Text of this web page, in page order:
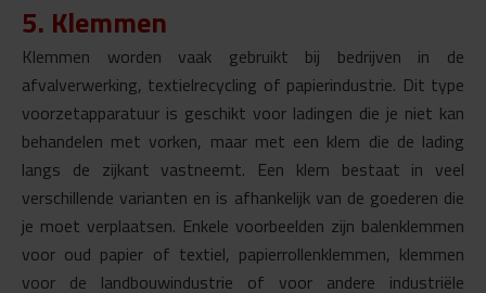
5. Klemmen
Klemmen worden vaak gebruikt bij bedrijven in de
afvalverwerking, textielrecycling of papierindustrie. Dit type
voorzetapparatuur is geschikt voor ladingen die je niet kan
behandelen met vorken, maar met een klem die de lading
langs de zijkant vastneemt. Een klem bestaat in veel
verschillende varianten en is afhankelijk van de goederen die
je moet verplaatsen. Enkele voorbeelden zijn balenklemmen
voor oud papier of textiel, papierrollenklemmen, klemmen
voor de landbouwindustrie of voor andere industriële